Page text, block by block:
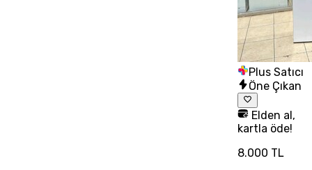
Plus Satıcı
Öne Çıkan
Elden al,
kartla öde!
8.000 TL